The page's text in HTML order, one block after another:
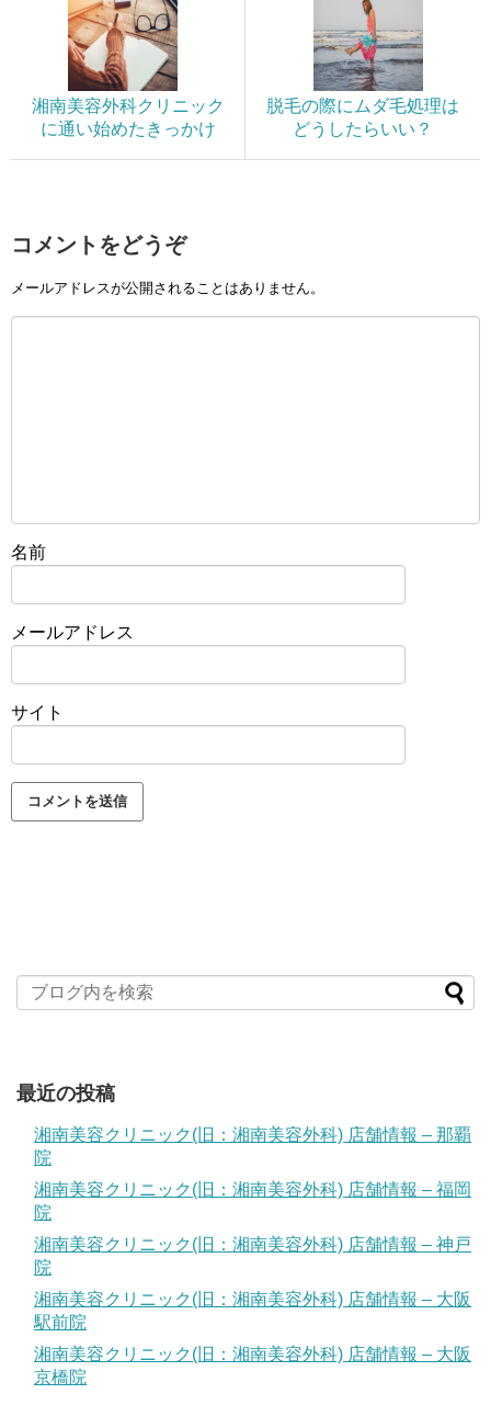
湘南美容外科クリニック
に通い始めたきっかけ
脱毛の際にムダ毛処理は
どうしたらいい？
コメントをどうぞ
メールアドレスが公開されることはありません。
名前
メールアドレス
サイト
最近の投稿
湘南美容クリニック(旧：湘南美容外科) 店舗情報 – 那覇
院
湘南美容クリニック(旧：湘南美容外科) 店舗情報 – 福岡
院
湘南美容クリニック(旧：湘南美容外科) 店舗情報 – 神戸
院
湘南美容クリニック(旧：湘南美容外科) 店舗情報 – 大阪
駅前院
湘南美容クリニック(旧：湘南美容外科) 店舗情報 – 大阪
京橋院